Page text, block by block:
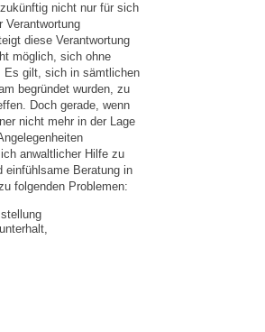
nicht nur für sich
diese Verantwortung
möglich, sich ohne
Es gilt, sich in sämtlichen
begründet wurden, zu
Doch gerade, wenn
nicht mehr in der Lage
anwaltlicher Hilfe zu
einfühlsame Beratung in
folgenden Problemen: